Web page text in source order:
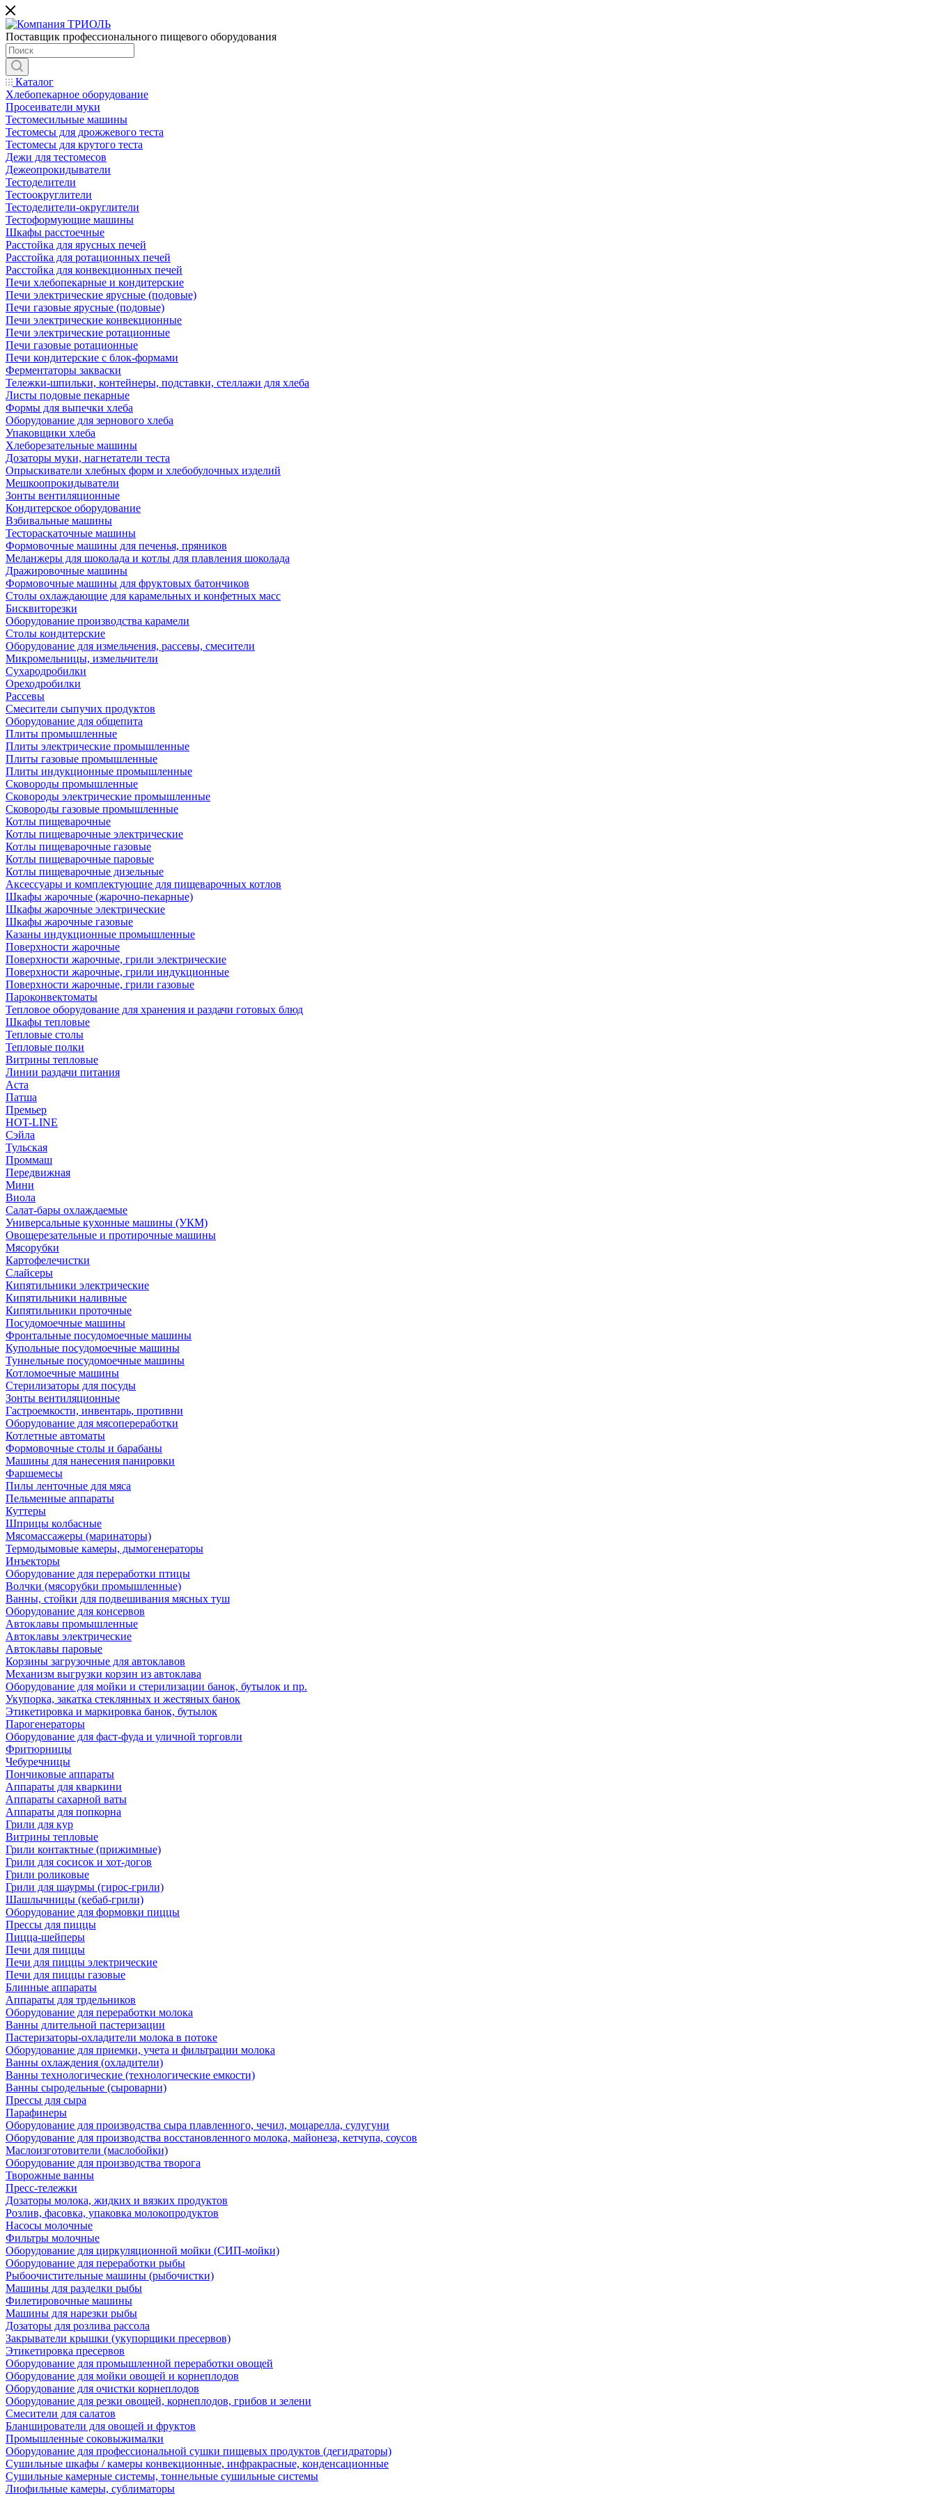
Поставщик профессионального пищевого оборудования
Каталог
Хлебопекарное оборудование
Просеиватели муки
Тестомесильные машины
Тестомесы для дрожжевого теста
Тестомесы для крутого теста
Дежи для тестомесов
Дежеопрокидыватели
Тестоделители
Тестоокруглители
Тестоделители-округлители
Тестоформующие машины
Шкафы расстоечные
Расстойка для ярусных печей
Расстойка для ротационных печей
Расстойка для конвекционных печей
Печи хлебопекарные и кондитерские
Печи электрические ярусные (подовые)
Печи газовые ярусные (подовые)
Печи электрические конвекционные
Печи электрические ротационные
Печи газовые ротационные
Печи кондитерские с блок-формами
Ферментаторы закваски
Тележки-шпильки, контейнеры, подставки, стеллажи для хлеба
Листы подовые пекарные
Формы для выпечки хлеба
Оборудование для зернового хлеба
Упаковщики хлеба
Хлеборезательные машины
Дозаторы муки, нагнетатели теста
Опрыскиватели хлебных форм и хлебобулочных изделий
Мешкоопрокидыватели
Зонты вентиляционные
Кондитерское оборудование
Взбивальные машины
Тестораскаточные машины
Формовочные машины для печенья, пряников
Меланжеры для шоколада и котлы для плавления шоколада
Дражировочные машины
Формовочные машины для фруктовых батончиков
Столы охлаждающие для карамельных и конфетных масс
Бисквиторезки
Оборудование производства карамели
Столы кондитерские
Оборудование для измельчения, рассевы, смесители
Микромельницы, измельчители
Сухародробилки
Ореходробилки
Рассевы
Смесители сыпучих продуктов
Оборудование для общепита
Плиты промышленные
Плиты электрические промышленные
Плиты газовые промышленные
Плиты индукционные промышленные
Сковороды промышленные
Сковороды электрические промышленные
Сковороды газовые промышленные
Котлы пищеварочные
Котлы пищеварочные электрические
Котлы пищеварочные газовые
Котлы пищеварочные паровые
Котлы пищеварочные дизельные
Аксессуары и комплектующие для пищеварочных котлов
Шкафы жарочные (жарочно-пекарные)
Шкафы жарочные электрические
Шкафы жарочные газовые
Казаны индукционные промышленные
Поверхности жарочные
Поверхности жарочные, грили электрические
Поверхности жарочные, грили индукционные
Поверхности жарочные, грили газовые
Пароконвектоматы
Тепловое оборудование для хранения и раздачи готовых блюд
Шкафы тепловые
Тепловые столы
Тепловые полки
Витрины тепловые
Линии раздачи питания
Аста
Патша
Премьер
HOT-LINE
Сэйла
Тульская
Проммаш
Передвижная
Мини
Виола
Салат-бары охлаждаемые
Универсальные кухонные машины (УКМ)
Овощерезательные и протирочные машины
Мясорубки
Картофелечистки
Слайсеры
Кипятильники электрические
Кипятильники наливные
Кипятильники проточные
Посудомоечные машины
Фронтальные посудомоечные машины
Купольные посудомоечные машины
Туннельные посудомоечные машины
Котломоечные машины
Стерилизаторы для посуды
Зонты вентиляционные
Гастроемкости, инвентарь, противни
Оборудование для мясопереработки
Котлетные автоматы
Формовочные столы и барабаны
Машины для нанесения панировки
Фаршемесы
Пилы ленточные для мяса
Пельменные аппараты
Куттеры
Шприцы колбасные
Мясомассажеры (маринаторы)
Термодымовые камеры, дымогенераторы
Инъекторы
Оборудование для переработки птицы
Волчки (мясорубки промышленные)
Ванны, стойки для подвешивания мясных туш
Оборудование для консервов
Автоклавы промышленные
Автоклавы электрические
Автоклавы паровые
Корзины загрузочные для автоклавов
Механизм выгрузки корзин из автоклава
Оборудование для мойки и стерилизации банок, бутылок и пр.
Укупорка, закатка стеклянных и жестяных банок
Этикетировка и маркировка банок, бутылок
Парогенераторы
Оборудование для фаст-фуда и уличной торговли
Фритюрницы
Чебуречницы
Пончиковые аппараты
Аппараты для кваркини
Аппараты сахарной ваты
Аппараты для попкорна
Грили для кур
Витрины тепловые
Грили контактные (прижимные)
Грили для сосисок и хот-догов
Грили роликовые
Грили для шаурмы (гирос-грили)
Шашлычницы (кебаб-грили)
Оборудование для формовки пиццы
Прессы для пиццы
Пицца-шейперы
Печи для пиццы
Печи для пиццы электрические
Печи для пиццы газовые
Блинные аппараты
Аппараты для трдельников
Оборудование для переработки молока
Ванны длительной пастеризации
Пастеризаторы-охладители молока в потоке
Оборудование для приемки, учета и фильтрации молока
Ванны охлаждения (охладители)
Ванны технологические (технологические емкости)
Ванны сыродельные (сыроварни)
Прессы для сыра
Парафинеры
Оборудование для производства сыра плавленного, чечил, моцарелла, сулугуни
Оборудование для производства восстановленного молока, майонеза, кетчупа, соусов
Маслоизготовители (маслобойки)
Оборудование для производства творога
Творожные ванны
Пресс-тележки
Дозаторы молока, жидких и вязких продуктов
Розлив, фасовка, упаковка молокопродуктов
Насосы молочные
Фильтры молочные
Оборудование для циркуляционной мойки (СИП-мойки)
Оборудование для переработки рыбы
Рыбоочистительные машины (рыбочистки)
Машины для разделки рыбы
Филетировочные машины
Машины для нарезки рыбы
Дозаторы для розлива рассола
Закрыватели крышки (укупорщики пресервов)
Этикетировка пресервов
Оборудование для промышленной переработки овощей
Оборудование для мойки овощей и корнеплодов
Оборудование для очистки корнеплодов
Оборудование для резки овощей, корнеплодов, грибов и зелени
Смесители для салатов
Бланширователи для овощей и фруктов
Промышленные соковыжималки
Оборудование для профессиональной сушки пищевых продуктов (дегидраторы)
Сушильные шкафы / камеры конвекционные, инфракрасные, конденсационные
Сушильные камерные системы, тоннельные сушильные системы
Лиофильные камеры, сублиматоры